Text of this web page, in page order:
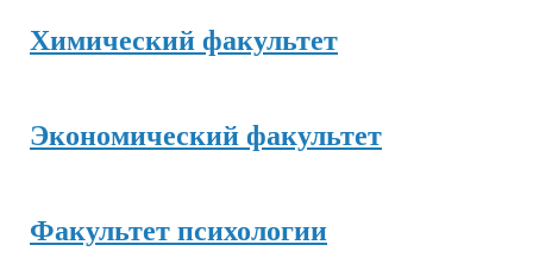
Химический факультет
Экономический факультет
Факультет психологии